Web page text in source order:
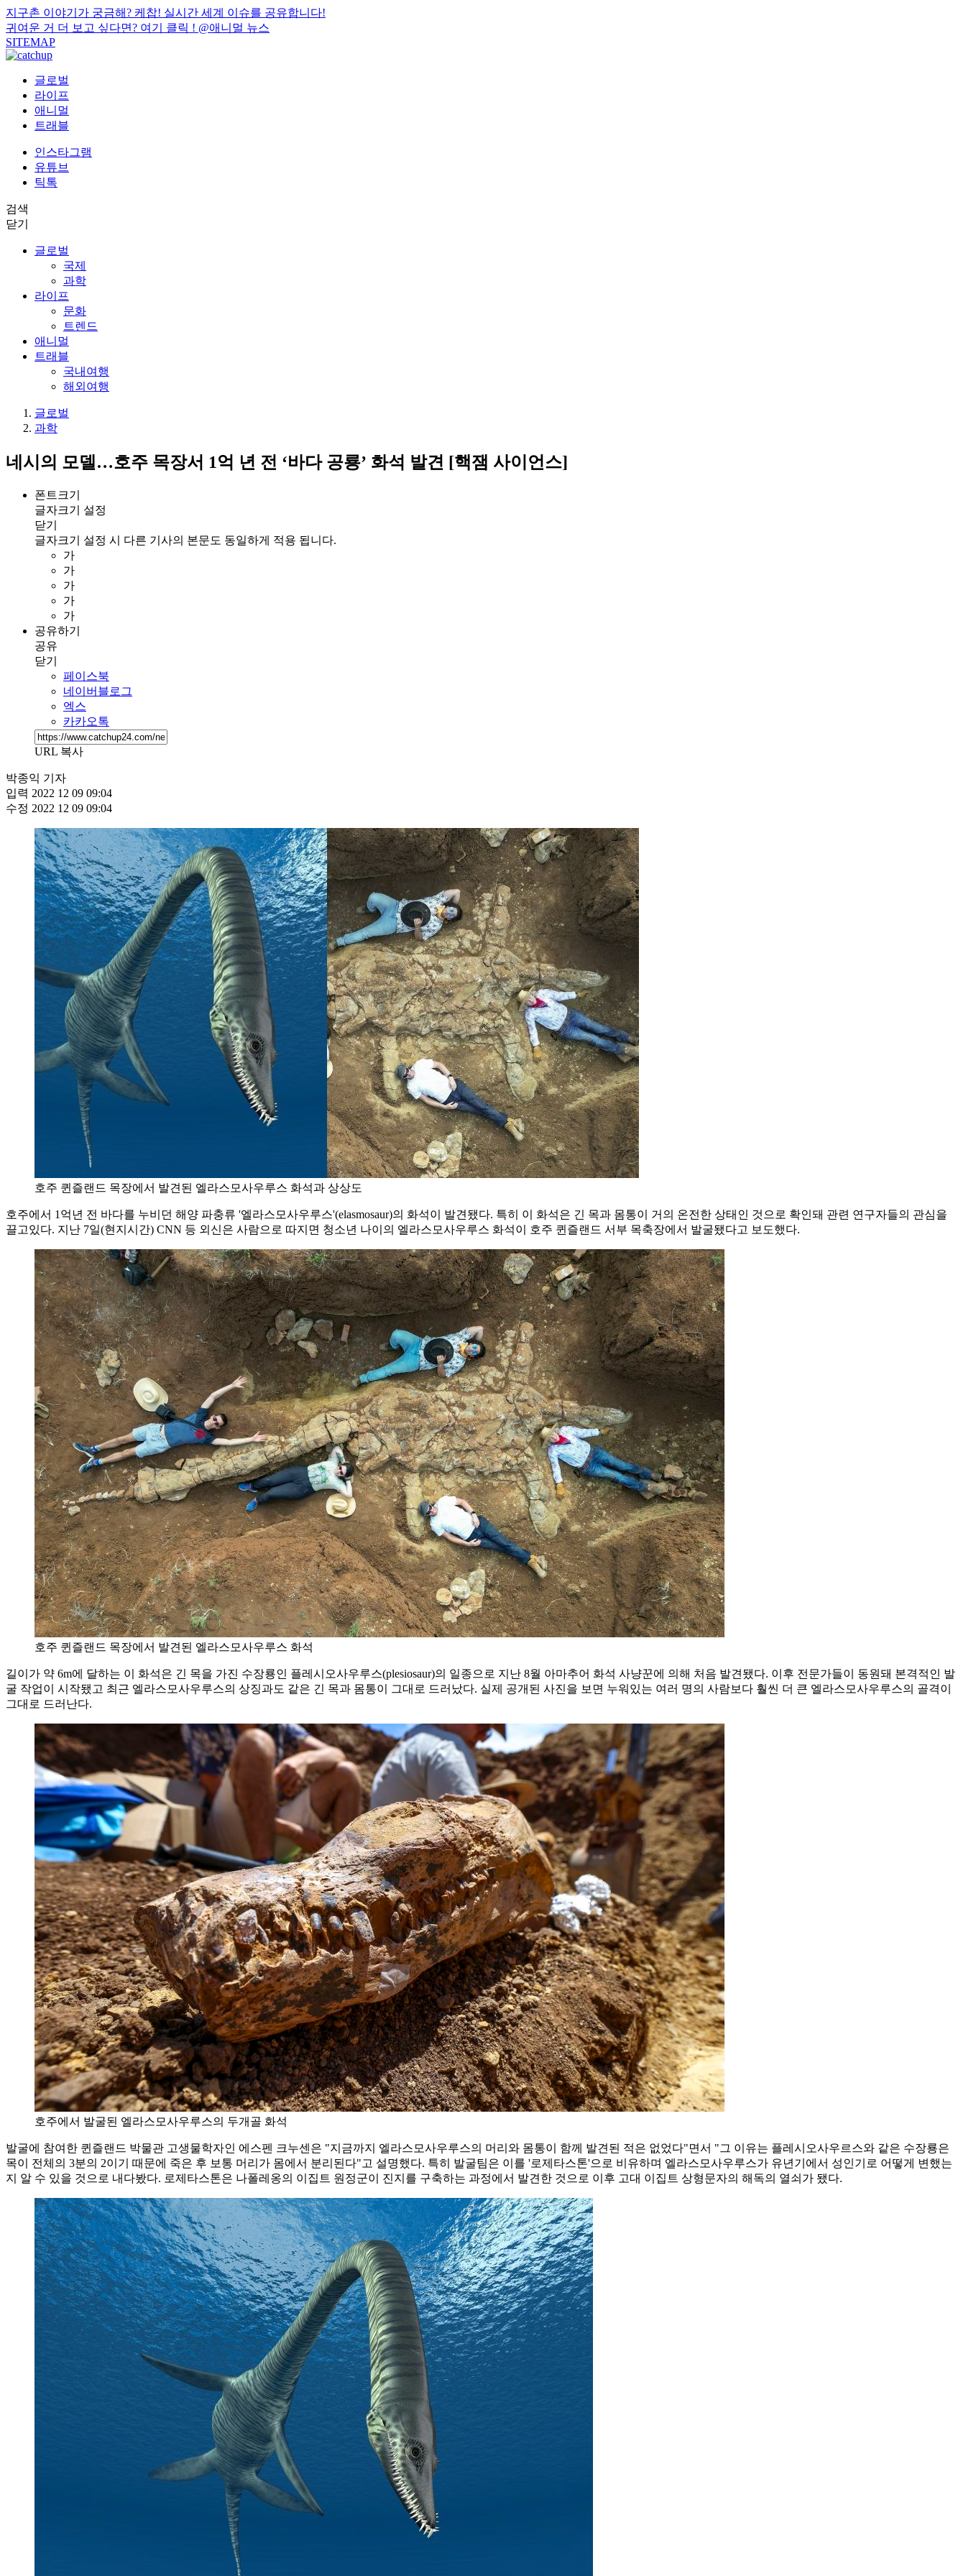
지구촌 이야기가 궁금해? 케찹! 실시간 세계 이슈를 공유합니다!
귀여운 거 더 보고 싶다면? 여기 클릭 ! @애니멀 뉴스
SITEMAP
글로벌
라이프
애니멀
트래블
인스타그램
유튜브
틱톡
검색
닫기
글로벌
국제
과학
라이프
문화
트렌드
애니멀
트래블
국내여행
해외여행
글로벌
과학
네시의 모델…호주 목장서 1억 년 전 ‘바다 공룡’ 화석 발견 [핵잼 사이언스]
폰트크기
글자크기 설정
닫기
글자크기 설정 시 다른 기사의 본문도 동일하게 적용 됩니다.
가
가
가
가
가
공유하기
공유
닫기
페이스북
네이버블로그
엑스
카카오톡
URL 복사
박종익 기자
입력 2022 12 09 09:04
수정 2022 12 09 09:04
호주 퀸즐랜드 목장에서 발견된 엘라스모사우루스 화석과 상상도
호주에서 1억년 전 바다를 누비던 해양 파충류 '엘라스모사우루스'(elasmosaur)의 화석이 발견됐다. 특히 이 화석은 긴 목과 몸통이 거의 온전한 상태인 것으로 확인돼 관련 연구자들의 관심을
끌고있다. 지난 7일(현지시간) CNN 등 외신은 사람으로 따지면 청소년 나이의 엘라스모사우루스 화석이 호주 퀸즐랜드 서부 목축장에서 발굴됐다고 보도했다.
호주 퀸즐랜드 목장에서 발견된 엘라스모사우루스 화석
길이가 약 6m에 달하는 이 화석은 긴 목을 가진 수장룡인 플레시오사우루스(plesiosaur)의 일종으로 지난 8월 아마추어 화석 사냥꾼에 의해 처음 발견됐다. 이후 전문가들이 동원돼 본격적인 발
굴 작업이 시작됐고 최근 엘라스모사우루스의 상징과도 같은 긴 목과 몸통이 그대로 드러났다. 실제 공개된 사진을 보면 누워있는 여러 명의 사람보다 훨씬 더 큰 엘라스모사우루스의 골격이
그대로 드러난다.
호주에서 발굴된 엘라스모사우루스의 두개골 화석
발굴에 참여한 퀸즐랜드 박물관 고생물학자인 에스펜 크누센은 "지금까지 엘라스모사우루스의 머리와 몸통이 함께 발견된 적은 없었다"면서 "그 이유는 플레시오사우르스와 같은 수장룡은
목이 전체의 3분의 2이기 때문에 죽은 후 보통 머리가 몸에서 분리된다"고 설명했다. 특히 발굴팀은 이를 '로제타스톤'으로 비유하며 엘라스모사우루스가 유년기에서 성인기로 어떻게 변했는
지 알 수 있을 것으로 내다봤다. 로제타스톤은 나폴레옹의 이집트 원정군이 진지를 구축하는 과정에서 발견한 것으로 이후 고대 이집트 상형문자의 해독의 열쇠가 됐다.